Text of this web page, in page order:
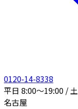
0120-14-8338
平日 8:00〜19:00 /
名古屋